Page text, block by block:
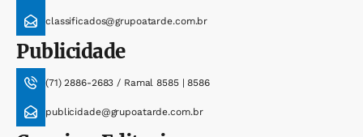
classificados@grupoatarde.com.br
Publicidade
(71) 2886-2683 / Ramal 8585 | 8586
publicidade@grupoatarde.com.br